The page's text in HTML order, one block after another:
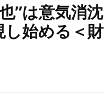
”は意気消沈
し始める＜財